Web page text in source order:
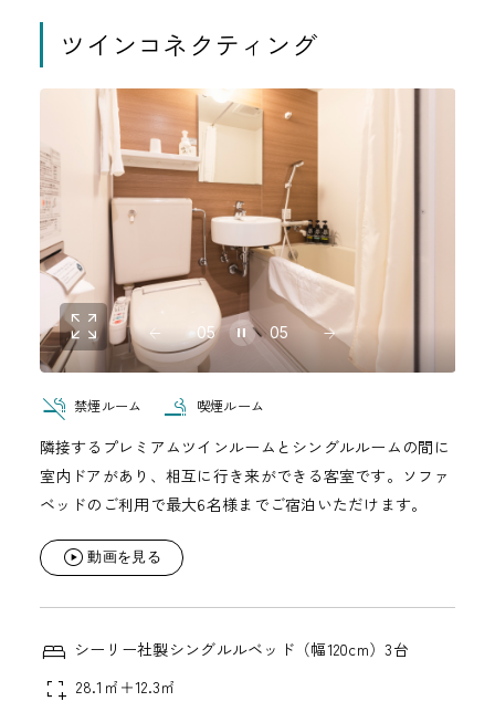
ツインコネクティング
禁煙ルーム 喫煙ルーム
隣接するプレミアムツインルームとシングルルームの間に
室内ドアがあり、相互に行き来ができる客室です。ソファ
ベッドのご利用で最大6名様までご宿泊いただけます。
動画を見る
シーリー社製シングルルベッド（幅120cm）3台
28.1㎡＋12.3㎡
05 05